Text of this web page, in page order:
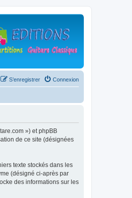
Connexion
S’enregistrer
») et phpBB
de ce site (désignées
texte stockés dans les
(désigné ci-après par
des informations sur les